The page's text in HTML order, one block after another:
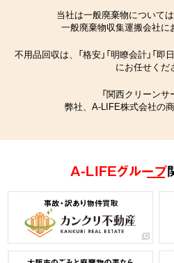
当社は一般廃棄物について
一般廃棄物収集運搬会社に
不用品回収は、「格安」「明瞭会計」「
にお任せくだ
「関西クリーンサ
弊社、A-LIFE株式会社の
A-LIFEグループ